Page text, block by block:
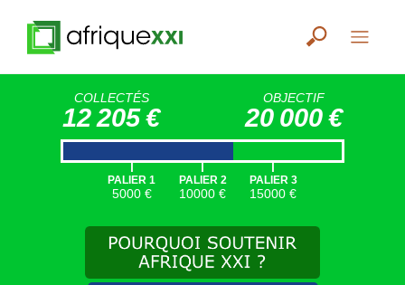
COLLECTÉS
12 205 €
OBJECTIF
20 000 €
|
PALIER 1
5000 €
|
PALIER 2
10000 €
|
PALIER 3
15000 €